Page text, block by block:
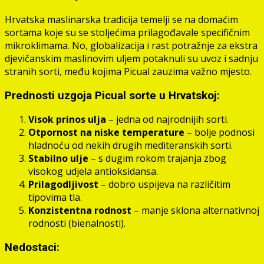
Hrvatska maslinarska tradicija temelji se na domaćim
sortama koje su se stoljećima prilagođavale specifičnim
mikroklimama. No, globalizacija i rast potražnje za ekstra
djevičanskim maslinovim uljem potaknuli su uvoz i sadnju
stranih sorti, među kojima Picual zauzima važno mjesto.
Prednosti uzgoja Picual sorte u Hrvatskoj:
Visok prinos ulja – jedna od najrodnijih sorti.
Otpornost na niske temperature – bolje podnosi
hladnoću od nekih drugih mediteranskih sorti.
Stabilno ulje – s dugim rokom trajanja zbog
visokog udjela antioksidansa.
Prilagodljivost – dobro uspijeva na različitim
tipovima tla.
Konzistentna rodnost – manje sklona alternativnoj
rodnosti (bienalnosti).
Nedostaci: